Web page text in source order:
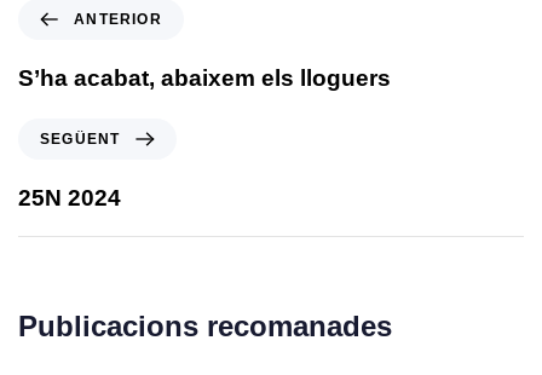
ANTERIOR
S’ha acabat, abaixem els lloguers
SEGÜENT
25N 2024
Publicacions recomanades